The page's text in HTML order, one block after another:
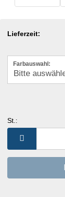
Lieferzeit:
Farbauswahl:
St.: